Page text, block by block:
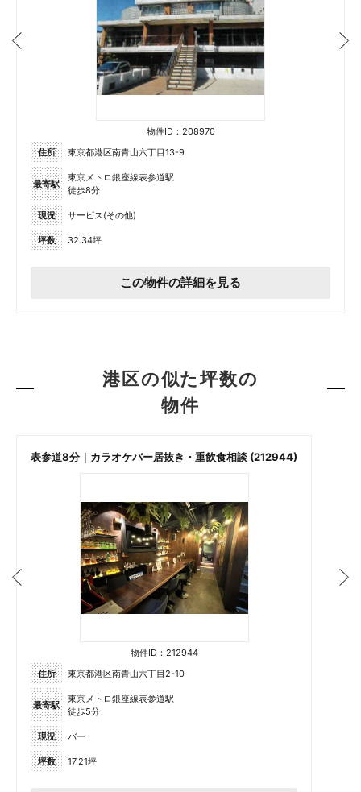
物件ID：208970
住所
東京都港区南青山六丁目13-9
最寄駅
東京メトロ銀座線表参道駅
徒歩8分
現況 サービス(その他)
坪数 32.34坪
この物件の詳細を見る
港区の似た坪数の
物件
表参道8分｜カラオケバー居抜き・重飲食相談 (212944)
物件ID：212944
住所
東京都港区南青山六丁目2-10
最寄駅
東京メトロ銀座線表参道駅
徒歩5分
現況 バー
坪数 17.21坪